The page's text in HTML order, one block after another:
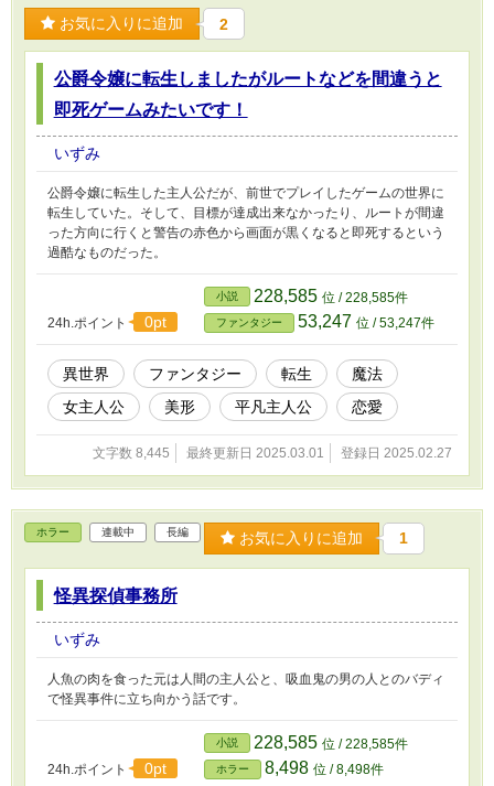
お気に入りに追加 2
公爵令嬢に転生しましたがルートなどを間違うと
即死ゲームみたいです！
いずみ
公爵令嬢に転生した主人公だが、前世でプレイしたゲームの世界に
転生していた。そして、目標が達成出来なかったり、ルートが間違
った方向に行くと警告の赤色から画面が黒くなると即死するという
過酷なものだった。
24h.ポイント 0pt
小説 228,585 位 / 228,585件
ファンタジー 53,247 位 / 53,247件
異世界 ファンタジー 転生
魔法
女主人公
美形 平凡主人公 恋愛
文字数 8,445 最終更新日 2025.03.01 登録日 2025.02.27
ホラー 連載中 長編 お気に入りに追加 1
怪異探偵事務所
いずみ
人魚の肉を食った元は人間の主人公と、吸血鬼の男の人とのバディ
で怪異事件に立ち向かう話です。
24h.ポイント 0pt
小説 228,585 位 / 228,585件
ホラー 8,498 位 / 8,498件